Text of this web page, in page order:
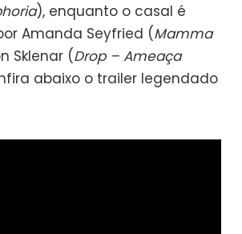
), enquanto o casal é
Amanda Seyfried (Mamma
Sklenar (Drop – Ameaça
abaixo o trailer legendado